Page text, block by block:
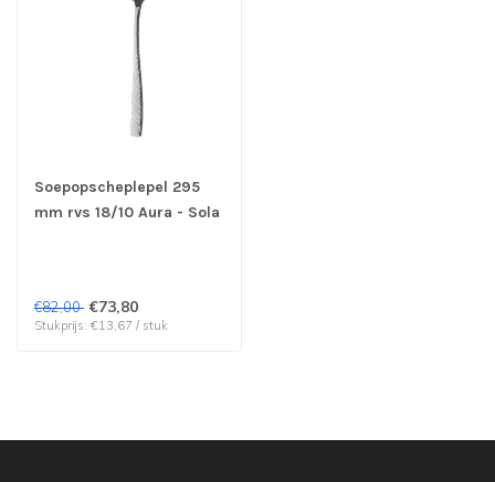
Soepopscheplepel 295
mm rvs 18/10 Aura - Sola
€82,00 €73,80
Stukprijs: €13,67 / stuk